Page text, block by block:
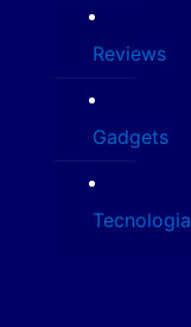
Reviews
Gadgets
Tecnologia